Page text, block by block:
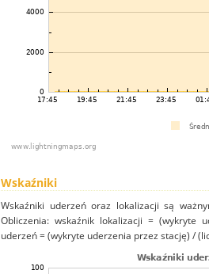
Wskaźniki
Wskaźniki uderzeń oraz lokalizacji są
Obliczenia: wskaźnik lokalizacji = (wykryte
uderzeń = (wykryte uderzenia przez stację) /